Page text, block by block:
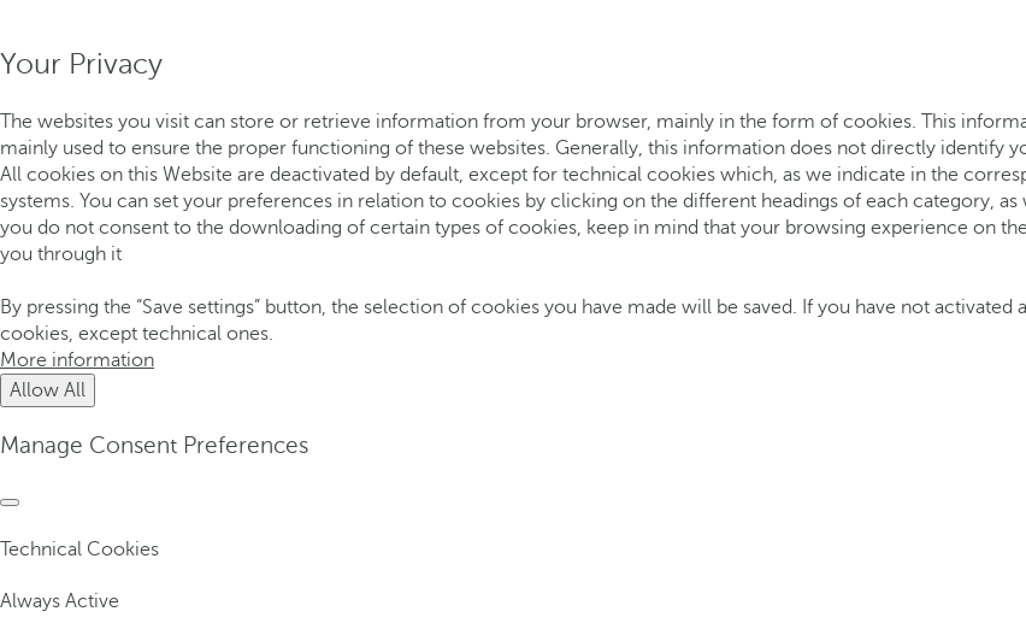
Your Privacy
The websites you visit can store or retrieve information from your browser, mainly in the form of cookies. This
mainly used to ensure the proper functioning of these websites. Generally, this information does not directly identify
All cookies on this Website are deactivated by default, except for technical cookies which, as we indicate in the
systems. You can set your preferences in relation to cookies by clicking on the different headings of each category,
you do not consent to the downloading of certain types of cookies, keep in mind that your browsing experience on
you through it
By pressing the “Save settings” button, the selection of cookies you have made will be saved. If you have not
cookies, except technical ones.
More information
Allow All
Manage Consent Preferences
Technical Cookies
Always Active